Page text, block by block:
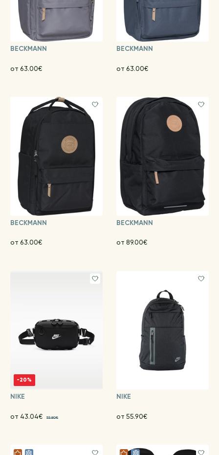
BECKMANN
от 63.00€
BECKMANN
от 63.00€
BECKMANN
от 63.00€
BECKMANN
от 89.00€
-20%
NIKE
от 43.04€ 53.80€
NIKE
от 55.90€